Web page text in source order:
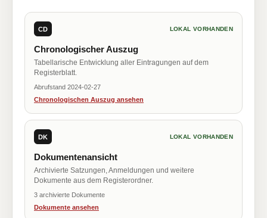
CD LOKAL VORHANDEN
Chronologischer Auszug
Tabellarische Entwicklung aller Eintragungen auf dem
Registerblatt.
Abrufstand 2024-02-27
Chronologischen Auszug ansehen
DK LOKAL VORHANDEN
Dokumentenansicht
Archivierte Satzungen, Anmeldungen und weitere
Dokumente aus dem Registerordner.
3 archivierte Dokumente
Dokumente ansehen